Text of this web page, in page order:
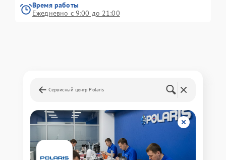
Время работы
Ежедневно с 9:00 до 21:00
Сервисный центр Polaris